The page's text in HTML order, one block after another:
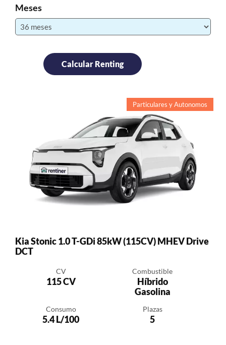
Meses
Particulares y Autonomos
Kia Stonic 1.0 T-GDi 85kW (115CV) MHEV Drive
DCT
CV
115 CV
Combustible
Híbrido
Gasolina
Consumo
5.4 L/100
Plazas
5